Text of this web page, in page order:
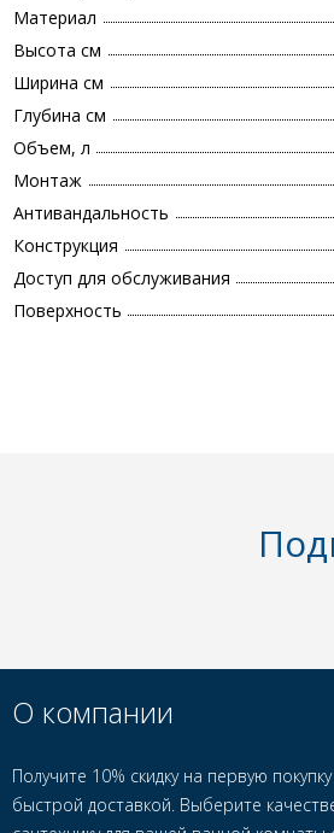
Материал
Высота см
Ширина см
Глубина см
Объем, л
Монтаж
Антивандальность
Конструкция
Доступ для обслуживания
Поверхность
О компании
Получите 10% скидку на первую
быстрой доставкой. Выберите